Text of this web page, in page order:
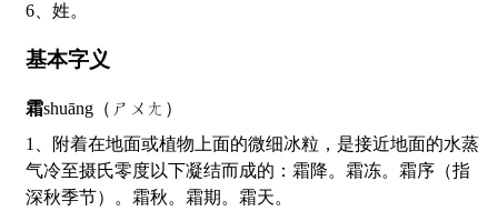
6、姓。
基本字义
霜shuāng（ㄕㄨㄤ）
1、附着在地面或植物上面的微细冰粒，是接近地面的水蒸
气冷至摄氏零度以下凝结而成的：霜降。霜冻。霜序（指
深秋季节）。霜秋。霜期。霜天。